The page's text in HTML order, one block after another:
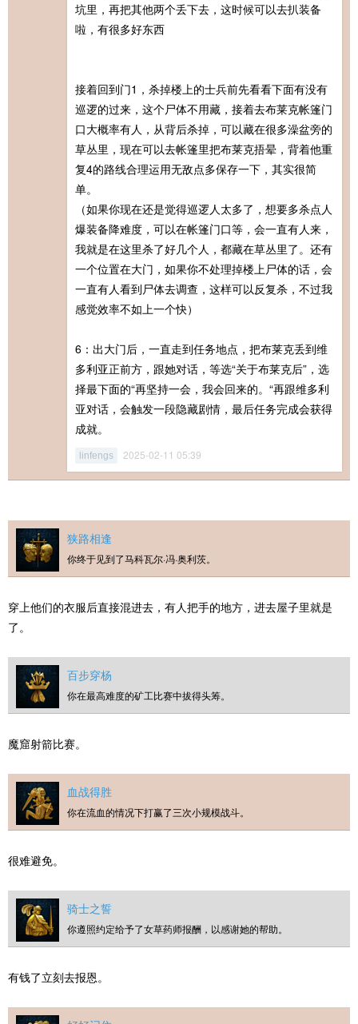
坑里，再把其他两个丢下去，这时候可以去扒装备
啦，有很多好东西
接着回到门1，杀掉楼上的士兵前先看看下面有没有
巡逻的过来，这个尸体不用藏，接着去布莱克帐篷门
口大概率有人，从背后杀掉，可以藏在很多澡盆旁的
草丛里，现在可以去帐篷里把布莱克捂晕，背着他重
复4的路线合理运用无敌点多保存一下，其实很简
单。
（如果你现在还是觉得巡逻人太多了，想要多杀点人
爆装备降难度，可以在帐篷门口等，会一直有人来，
我就是在这里杀了好几个人，都藏在草丛里了。还有
一个位置在大门，如果你不处理掉楼上尸体的话，会
一直有人看到尸体去调查，这样可以反复杀，不过我
感觉效率不如上一个快）
6：出大门后，一直走到任务地点，把布莱克丢到维
多利亚正前方，跟她对话，等选“关于布莱克后”，选
择最下面的“再坚持一会，我会回来的。“再跟维多利
亚对话，会触发一段隐藏剧情，最后任务完成会获得
成就。
linfengs 2025-02-11 05:39
狭路相逢
你终于见到了马科瓦尔·冯·奥利茨。
穿上他们的衣服后直接混进去，有人把手的地方，进去屋子里就是
了。
百步穿杨
你在最高难度的矿工比赛中拔得头筹。
魔窟射箭比赛。
血战得胜
你在流血的情况下打赢了三次小规模战斗。
很难避免。
骑士之誓
你遵照约定给予了女草药师报酬，以感谢她的帮助。
有钱了立刻去报恩。